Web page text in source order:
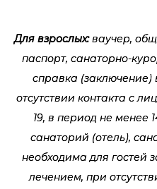
Для взрослых:ваучер,
паспорт, санаторно-
справка
отсутствии контакта с
19, в период не менее
санаторий (отель),
необходима для гостей
лечением, при